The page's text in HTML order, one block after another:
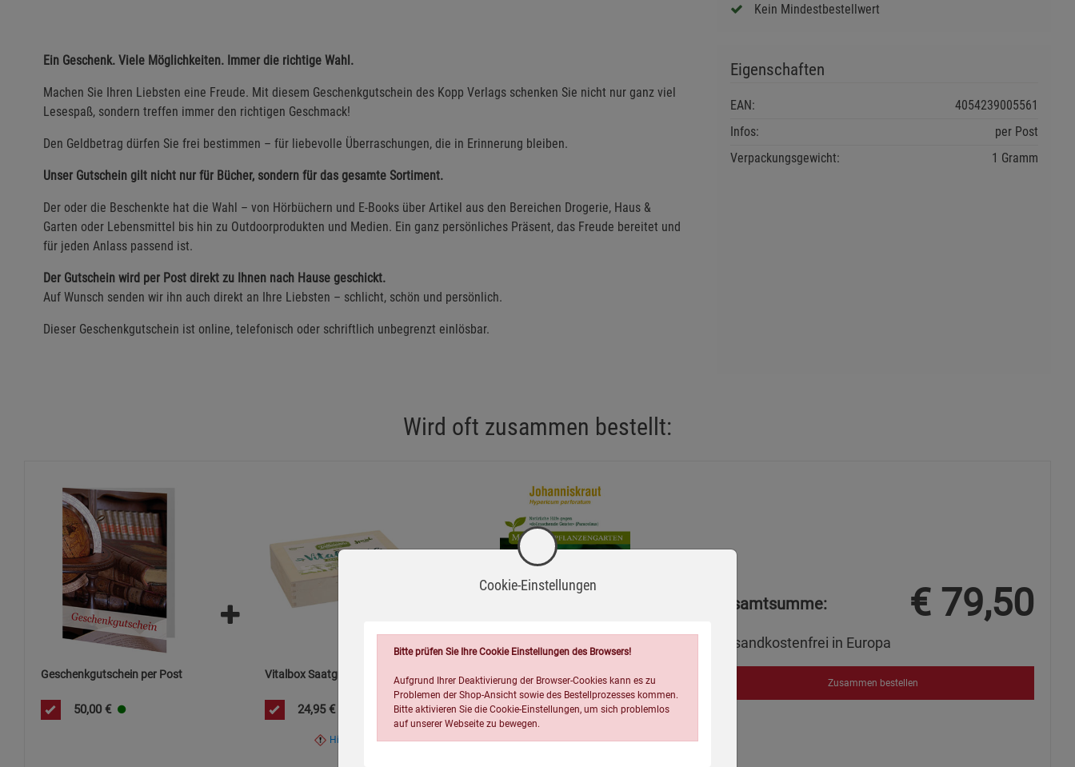
Kein Mindestbestellwert
Ein Geschenk. Viele Möglichkeiten. Immer die richtige Wahl.
Machen Sie Ihren Liebsten eine Freude. Mit diesem Geschenkgutschein des Kopp Verlags schenken Sie nicht nur ganz viel
Lesespaß, sondern treffen immer den richtigen Geschmack!
Den Geldbetrag dürfen Sie frei bestimmen – für liebevolle Überraschungen, die in Erinnerung bleiben.
Unser Gutschein gilt nicht nur für Bücher, sondern für das gesamte Sortiment.
Der oder die Beschenkte hat die Wahl – von Hörbüchern und E-Books über Artikel aus den Bereichen Drogerie, Haus &
Garten oder Lebensmittel bis hin zu Outdoorprodukten und Medien. Ein ganz persönliches Präsent, das Freude bereitet und
für jeden Anlass passend ist.
Der Gutschein wird per Post direkt zu Ihnen nach Hause geschickt.
Auf Wunsch senden wir ihn auch direkt an Ihre Liebsten – schlicht, schön und persönlich.
Dieser Geschenkgutschein ist online, telefonisch oder schriftlich unbegrenzt einlösbar.
Eigenschaften
EAN:
4054239005561
Infos:
per Post
Verpackungsgewicht:
1 Gramm
Wird oft zusammen bestellt:
Geschenkgutschein per Post
50,00 €
Vitalbox Saatgut-Box S
24,95 €
Hinweise
Johanniskraut - Mein
Heilpflanzengarten
4,55 €
Hinweise
Gesamtsumme: € 79,50
Versandkostenfrei in Europa
Zusammen bestellen
Cookie-Einstellungen
Bitte prüfen Sie Ihre Cookie Einstellungen des Browsers!
Aufgrund Ihrer Deaktivierung der Browser-Cookies kann es zu
Problemen der Shop-Ansicht sowie des Bestellprozesses kommen.
Bitte aktivieren Sie die Cookie-Einstellungen, um sich problemlos
auf unserer Webseite zu bewegen.